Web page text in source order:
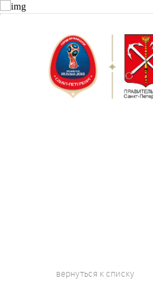
вернуться к списку